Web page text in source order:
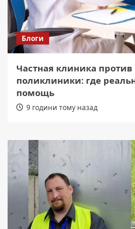
Блоги
Частная клиника против
поликлиники: где
помощь
9 години тому назад